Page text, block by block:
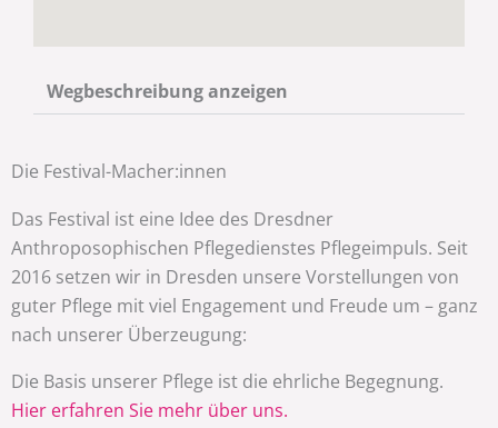
Wegbeschreibung anzeigen
Die Festival-Macher:innen
Das Festival ist eine Idee des Dresdner
Anthroposophischen Pflegedienstes Pflegeimpuls. Seit
2016 setzen wir in Dresden unsere Vorstellungen von
guter Pflege mit viel Engagement und Freude um – ganz
nach unserer Überzeugung:
Die Basis unserer Pflege ist die ehrliche Begegnung.
Hier erfahren Sie mehr über uns.